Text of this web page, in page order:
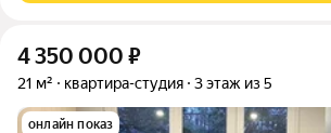
4 350 000 ₽
21 м² квартира-студия 3 этаж из 5
онлайн показ